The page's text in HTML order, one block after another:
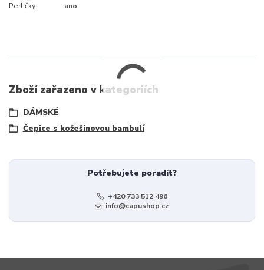
Perličky:
ano
Zboží zařazeno v kategoriích
DÁMSKÉ
Čepice s kožešinovou bambulí
Potřebujete poradit?
+420 733 512 496
info@capushop.cz